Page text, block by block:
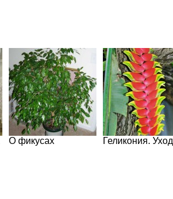
О фикусах Геликония. Уход